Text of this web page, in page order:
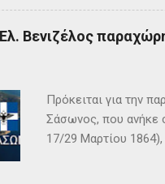
Όμηρος , ονόμαζε το
Βενιζέλος
Πρόκειται για την
Σάσωνος, που ανήκε
17/29 Μαρτίου
αλβανική της